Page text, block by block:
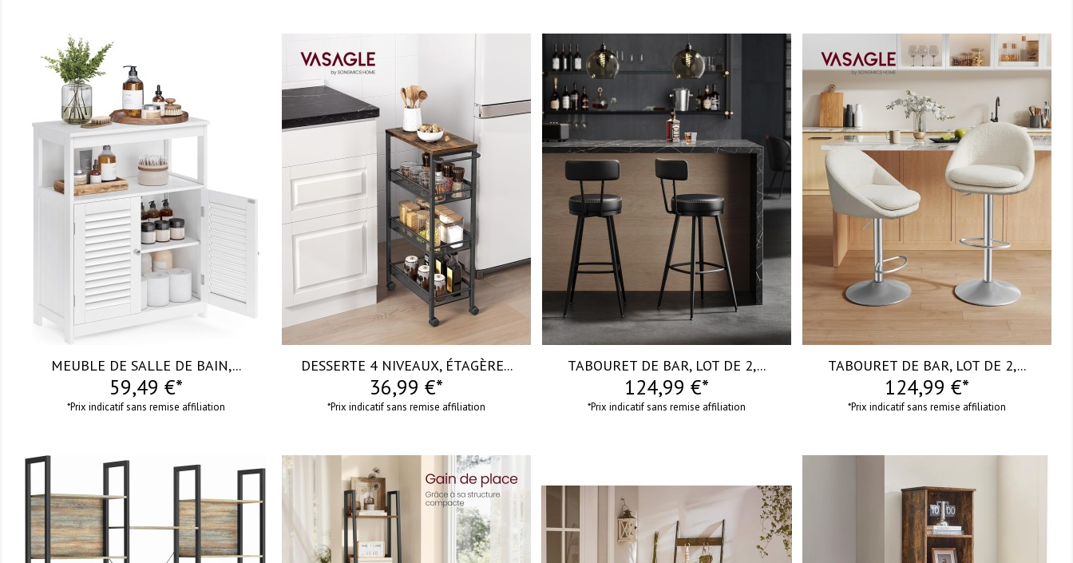
MEUBLE DE SALLE DE BAIN,...
59,49 €*
*Prix indicatif sans remise affiliation
DESSERTE 4 NIVEAUX, ÉTAGÈRE...
36,99 €*
*Prix indicatif sans remise affiliation
TABOURET DE BAR, LOT DE 2,...
124,99 €*
*Prix indicatif sans remise affiliation
TABOURET DE BAR, LOT DE 2,...
124,99 €*
*Prix indicatif sans remise affiliation